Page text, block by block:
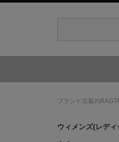
ブランド古着の
ウィメンズ(レディ